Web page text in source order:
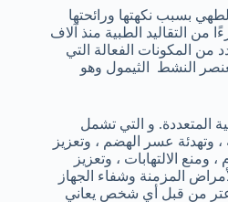
بسبب نكهتها ورائحتها
من التقاليد الطبية منذ آلاف
من المكونات الفعالة التي
النشط الثيمول وهو
المتعددة. و التي تشمل
وتهدئة عسر الهضم ، وتعزيز
ومنع الالتهابات ، وتعزيز
المزمنة وشفاء الجهاز
من قبل أي شخص يعاني